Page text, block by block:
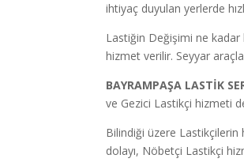
ihtiyaç duyulan yerlerde
Lastiğin Değişimi ne kadar
hizmet verilir. Seyyar
BAYRAMPAŞA LASTİK
ve Gezici Lastikçi hizmeti
Bilindiği üzere
dolayı, Nöbetçi Lastikçi